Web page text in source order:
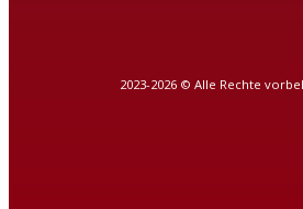
2023-2026 © Alle Rechte